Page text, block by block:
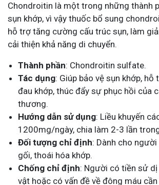
Chondroitin là một trong những thành
sụn khớp, vì vậy thuốc bổ sung
hỗ trợ tăng cường cấu trúc sụn, làm
cải thiện khả năng di chuyển.
Thành phần: Chondroitin sulfate.
Tác dụng: Giúp bảo vệ sụn khớp,
đau khớp, thúc đẩy sự phục hồi của
thương.
Hướng dẫn sử dụng: Liều khuyến
1200mg/ngày, chia làm 2-3 lần
Đối tượng chỉ định: Dành cho
gối, thoái hóa khớp.
Chống chỉ định: Người có tiền sử
vật hoặc có vấn đề về đông máu